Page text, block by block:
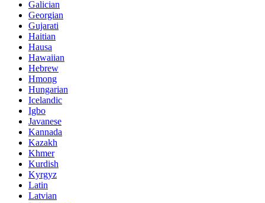
Galician
Georgian
Gujarati
Haitian
Hausa
Hawaiian
Hebrew
Hmong
Hungarian
Icelandic
Igbo
Javanese
Kannada
Kazakh
Khmer
Kurdish
Kyrgyz
Latin
Latvian